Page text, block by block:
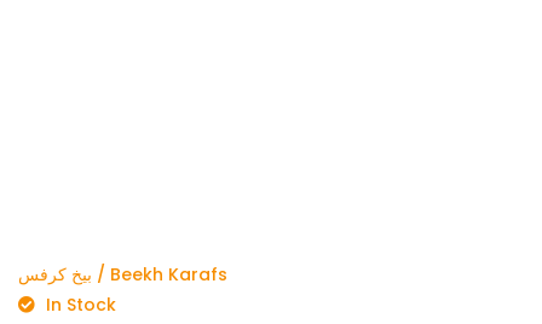
بیخ کرفس / Beekh Karafs
In Stock